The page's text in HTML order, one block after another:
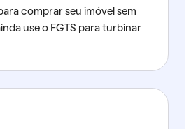
comprar seu imóvel sem
use o FGTS para turbinar